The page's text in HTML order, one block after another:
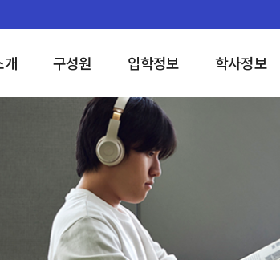
개 구성원 입학정보 학사정보